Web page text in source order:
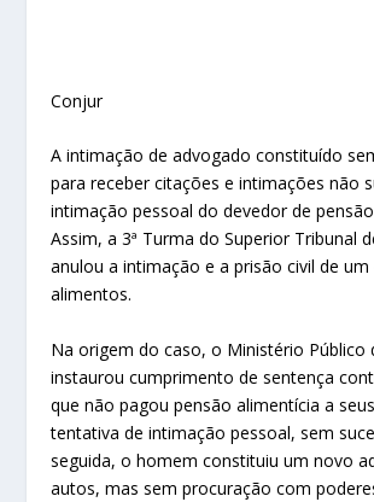
Conjur
A intimação de advogado constituído
para receber citações e intimações não
intimação pessoal do devedor de
Assim, a 3ª Turma do Superior Tribunal
anulou a intimação e a prisão civil de um
alimentos.
Na origem do caso, o Ministério Público
instaurou cumprimento de sentença
que não pagou pensão alimentícia a
tentativa de intimação pessoal, sem
seguida, o homem constituiu um novo
autos, mas sem procuração com